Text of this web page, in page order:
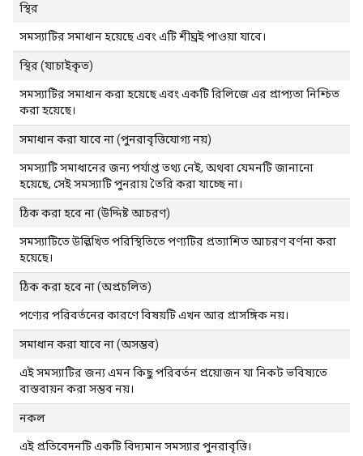
স্থির
সমস্যাটির সমাধান হয়েছে এবং এটি শীঘ্রই পাওয়া যাবে।
স্থির (যাচাইকৃত)
সমস্যাটির সমাধান করা হয়েছে এবং একটি রিলিজে এর প্রাপ্যতা নিশ্চিত
করা হয়েছে।
সমাধান করা যাবে না (পুনরাবৃত্তিযোগ্য নয়)
সমস্যাটি সমাধানের জন্য পর্যাপ্ত তথ্য নেই, অথবা যেমনটি জানানো
হয়েছে, সেই সমস্যাটি পুনরায় তৈরি করা যাচ্ছে না।
ঠিক করা হবে না (উদ্দিষ্ট আচরণ)
সমস্যাটিতে উল্লিখিত পরিস্থিতিতে পণ্যটির প্রত্যাশিত আচরণ বর্ণনা করা
হয়েছে।
ঠিক করা হবে না (অপ্রচলিত)
পণ্যের পরিবর্তনের কারণে বিষয়টি এখন আর প্রাসঙ্গিক নয়।
সমাধান করা যাবে না (অসম্ভব)
এই সমস্যাটির জন্য এমন কিছু পরিবর্তন প্রয়োজন যা নিকট ভবিষ্যতে
বাস্তবায়ন করা সম্ভব নয়।
নকল
এই প্রতিবেদনটি একটি বিদ্যমান সমস্যার পুনরাবৃত্তি।